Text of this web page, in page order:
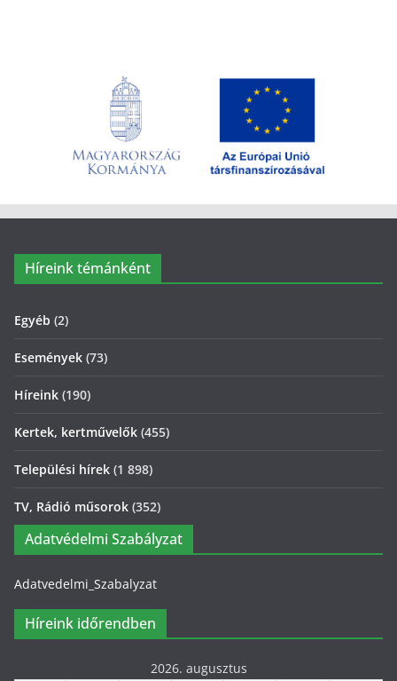
Híreink témánként
Egyéb (2)
Események (73)
Híreink (190)
Kertek, kertművelők (455)
Települési hírek (1 898)
TV, Rádió műsorok (352)
Adatvédelmi Szabályzat
Adatvedelmi_Szabalyzat
Híreink időrendben
2026. augusztus